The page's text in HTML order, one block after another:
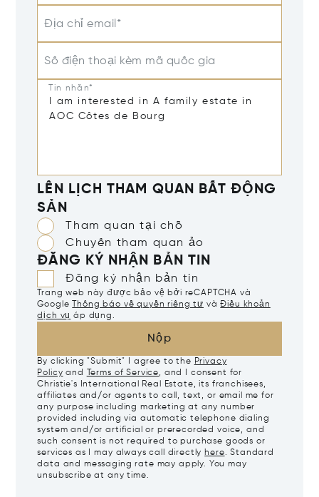
Địa chỉ email*
Số điện thoại kèm mã quốc gia
Tin nhắn*
LÊN LỊCH THAM QUAN BẤT ĐỘNG
SẢN
Tham quan tại chỗ
Chuyến tham quan ảo
ĐĂNG KÝ NHẬN BẢN TIN
Đăng ký nhận bản tin
Trang web này được bảo vệ bởi reCAPTCHA và
Google
Thông báo về quyền riêng tư vàĐiều khoản
dịch vụ áp dụng.
Nộp
By clicking "Submit" I agree to the Privacy
Policy and Terms of Service, and I consent for
Christie's International Real Estate, its franchisees,
affiliates and/or agents to call, text, or email me for
any purpose including marketing at any number
provided including via automatic telephone dialing
system and/or artificial or prerecorded voice, and
such consent is not required to purchase goods or
services as I may always call directly here. Standard
data and messaging rate may apply. You may
unsubscribe at any time.